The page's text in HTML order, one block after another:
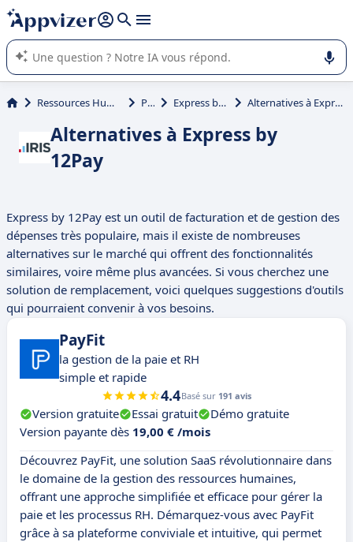
répondre (plusieurs lignes avec
L'IA de Appvizer vous guide dans l'utilisation ou la sélection de
logiciel SaaS en entreprise.
Ressources Humaines (RH) Paie Express by 12Pay Alternatives à Express by 12Pay
Alternatives à Express by
12Pay
Express by 12Pay est un outil de facturation et de gestion des
dépenses très populaire, mais il existe de nombreuses
alternatives sur le marché qui offrent des fonctionnalités
similaires, voire même plus avancées. Si vous cherchez une
solution de remplacement, voici quelques suggestions d'outils
qui pourraient convenir à vos besoins.
PayFit
la gestion de la paie et RH
simple et rapide
4.4Basé sur 191 avis
Version gratuite Essai gratuit
Démo gratuite
Version payante dès 19,00 € /mois
Découvrez PayFit, une solution SaaS révolutionnaire dans
le domaine de la gestion des ressources humaines,
offrant une approche simplifiée et efficace pour gérer la
paie et les processus RH. Démarquez-vous avec PayFit
grâce à sa plateforme conviviale et intuitive, qui permet